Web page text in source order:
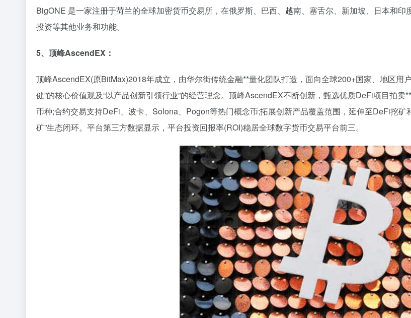
BigONE 是一家注册于荷兰的全球加密货币交易所，在俄罗斯、巴西、越南、塞舌尔、新加坡、日本和
投资等其他业务和功能。
5、顶峰AscendEX：
顶峰AscendEX(原BitMax)2018年成立，由华尔街传统金融**量化团队打造，面向全球200+国家、地区用
健”的核心价值观及“以产品创新引领行业”的经营理念。顶峰AscendEX不断创新，甄选优质DeFi项目拍
币种;合约交易支持DeFi、波卡、Solona、Pogon等热门概念币;拓展创新产品覆盖范围，延伸至DeFi挖
矿”生态闭环。平台第三方数据显示，平台投资回报率(ROI)稳居全球数字货币交易平台前三。